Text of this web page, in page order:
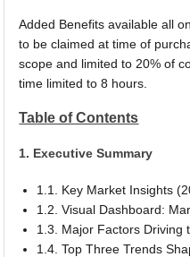
Added Benefits available all
to be claimed at time of
scope and limited to 20% of
time limited to 8 hours.
Table of Contents
1. Executive Summary
1.1. Key Market Insights
1.2. Visual Dashboard:
1.3. Major Factors Driving
1.4. Top Three Trends